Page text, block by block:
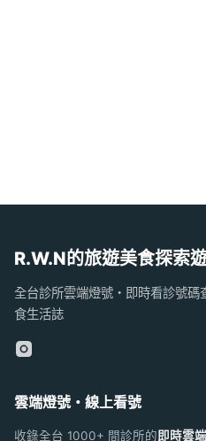
R.W.N的旅遊美食探索
全台診所雲端燈號・即時看診號碼
食生活誌
雲端燈號・線上看號
收錄全台 1000+ 間診所的即時雲